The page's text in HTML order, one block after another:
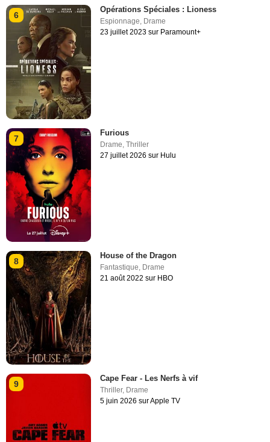
6
Opérations Spéciales : Lioness
Espionnage, Drame
23 juillet 2023 sur Paramount+
7
Furious
Drame ,Thriller
27 juillet 2026 sur Hulu
8
House of the Dragon
Fantastique, Drame
21 août 2022 sur HBO
9
Cape Fear - Les Nerfs à vif
Thriller, Drame
5 juin 2026 sur Apple TV